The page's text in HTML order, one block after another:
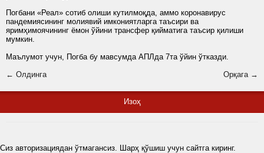
Погбани «Реал» сотиб олиши кутилмоқда, аммо коронавирус
пандемиясининг молиявий имкониятларга таъсири ва
яримҳимоячининг ёмон ўйини трансфер қийматига таъсир қилиши
мумкин.
Маълумот учун, Погба бу мавсумда АПЛда 7та ўйин ўтказди.
← Олдинга
Орқага →
Изоҳ
Сиз авторизациядан ўтмагансиз. Шарҳ қўшиш учун сайтга киринг.